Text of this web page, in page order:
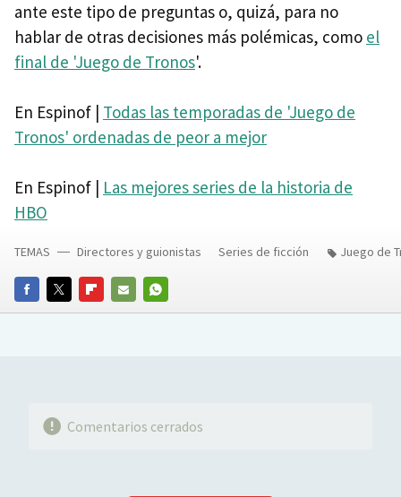
ante este tipo de preguntas o, quizá, para no
hablar de otras decisiones más polémicas, como el
final de 'Juego de Tronos'.
En Espinof | Todas las temporadas de 'Juego de
Tronos' ordenadas de peor a mejor
En Espinof | Las mejores series de la historia de
HBO
FACEBOOKTWITTERFLIPBOARD
E-
WHATSAPP
TEMAS Directores y guionistas Series de ficción Juego de
Comentarios cerrados